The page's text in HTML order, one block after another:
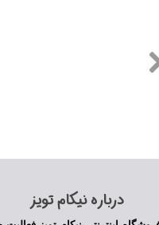
​درباره نیکام تویز